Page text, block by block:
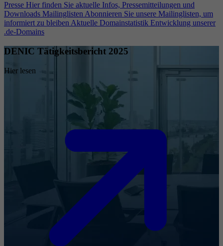
Presse Hier finden Sie aktuelle Infos, Pressemitteilungen und
Downloads Mailinglisten Abonnieren Sie unsere Mailinglisten, um
informiert zu bleiben Aktuelle Domainstatistik Entwicklung unserer
.de-Domains
DENIC Tätigkeitsbericht 2025
Hier lesen